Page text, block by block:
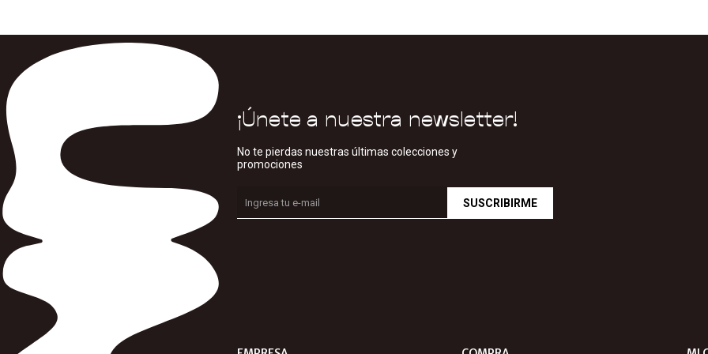
¡Únete a nuestra newsletter!
No te pierdas nuestras últimas colecciones y
promociones
SUSCRIBIRME